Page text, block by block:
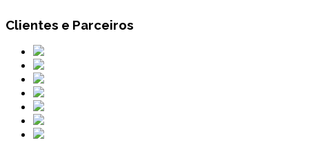
Clientes e Parceiros